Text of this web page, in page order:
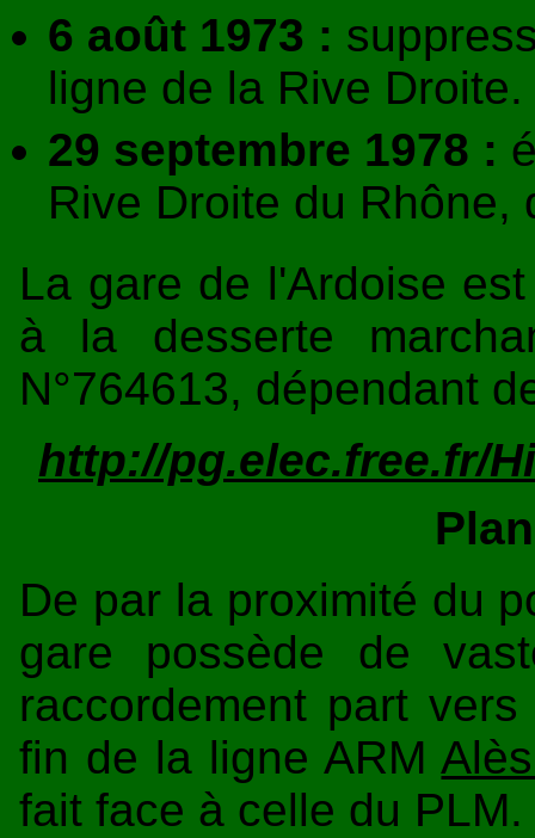
6 août 1973 :
ligne de la Rive Droite.
29 septembre 1978 :
Rive Droite du Rhône,
La gare de l'Ardoise
à la desserte
N°764613, dépendant
http://pg.elec.free.fr/
De par la proximité du
gare possède de
raccordement part
fin de la ligne ARM
fait face à celle du PLM.